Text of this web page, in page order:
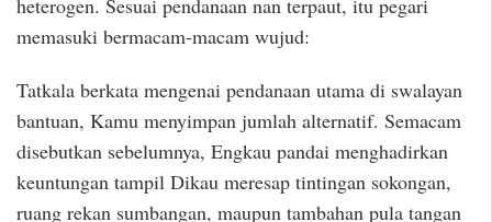
heterogen. Sesuai pendanaan nan terpaut, itu pegari
memasuki bermacam-macam wujud:
Tatkala berkata mengenai pendanaan utama di swalayan
bantuan, Kamu menyimpan jumlah alternatif. Semacam
disebutkan sebelumnya, Engkau pandai menghadirkan
keuntungan tampil Dikau meresap tintingan sokongan,
ruang rekan sumbangan, maupun tambahan pula tangan